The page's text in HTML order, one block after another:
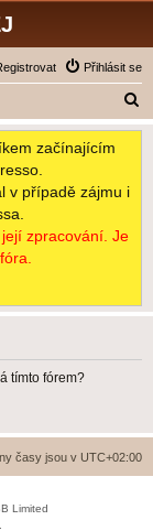
Přihlásit se
l
začínajícím
v případě zájmu i
zpracování. Je
tímto fórem?
časy jsou v UTC+02:00
Limited